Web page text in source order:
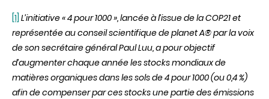
[1] L’initiative « 4 pour 1000 », lancée à l’issue de la COP21 et
représentée au conseil scientifique de planet A® par la voix
de son secrétaire général Paul Luu, a pour objectif
d’augmenter chaque année les stocks mondiaux de
matières organiques dans les sols de 4 pour 1000 (ou 0,4 %)
afin de compenser par ces stocks une partie des émissions